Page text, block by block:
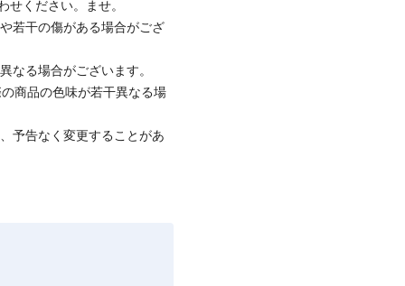
ください。ませ。
若干の傷がある場合がござ
る場合がございます。
商品の色味が若干異なる場
予告なく変更することがあ